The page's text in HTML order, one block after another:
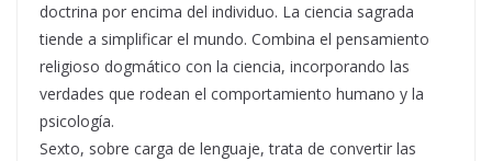
doctrina por encima del individuo. La ciencia sagrada
tiende a simplificar el mundo. Combina el pensamiento
religioso dogmático con la ciencia, incorporando las
verdades que rodean el comportamiento humano y la
psicología.
Sexto, sobre carga de lenguaje, trata de convertir las